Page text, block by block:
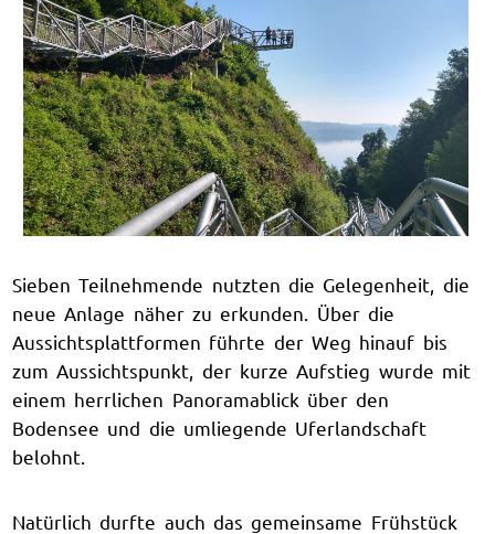
Sieben Teilnehmende nutzten die Gelegenheit, die
neue Anlage näher zu erkunden. Über die
Aussichtsplattformen führte der Weg hinauf bis
zum Aussichtspunkt, der kurze Aufstieg wurde mit
einem herrlichen Panoramablick über den
Bodensee und die umliegende Uferlandschaft
belohnt.
Natürlich durfte auch das gemeinsame Frühstück